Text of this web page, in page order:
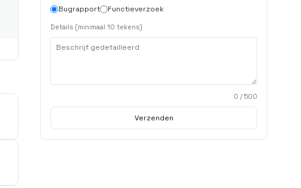
Bugrapport Functieverzoek
Details (minimaal 10 tekens)
0 / 500
Verzenden